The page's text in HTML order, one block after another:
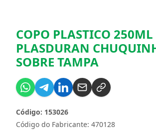
COPO PLASTICO 250ML
PLASDURAN
SOBRE TAMPA
Código do Fabricante: 470128
Código: 153026